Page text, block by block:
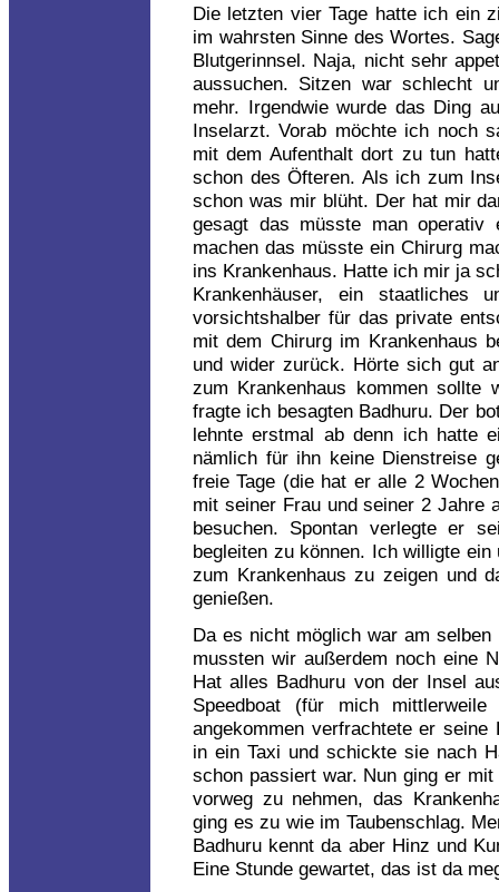
Die letzten vier Tage hatte ich ein
im wahrsten Sinne des Wortes.
Blutgerinnsel. Naja, nicht sehr
aussuchen. Sitzen war schlecht
mehr. Irgendwie wurde das Ding
Inselarzt. Vorab möchte ich noch
mit dem Aufenthalt dort zu tun
schon des Öfteren. Als ich zum
schon was mir blüht. Der hat mir
gesagt das müsste man operativ
machen das müsste ein Chirurg
ins Krankenhaus. Hatte ich mir ja
Krankenhäuser, ein staatliches
vorsichtshalber für das private
mit dem Chirurg im Krankenhaus
und wider zurück. Hörte sich gut
zum Krankenhaus kommen
fragte ich besagten Badhuru. Der
lehnte erstmal ab denn ich hatte
nämlich für ihn keine Dienstreise
freie Tage (die hat er alle 2
mit seiner Frau und seiner 2 Jahre
besuchen. Spontan verlegte er
begleiten zu können. Ich willigte
zum Krankenhaus zu zeigen und
genießen.
Da es nicht möglich war am
mussten wir außerdem noch eine
Hat alles Badhuru von der Insel
Speedboat (für mich
angekommen verfrachtete er
in ein Taxi und schickte sie nach
schon passiert war. Nun ging er
vorweg zu nehmen, das
ging es zu wie im Taubenschlag.
Badhuru kennt da aber Hinz und
Eine Stunde gewartet, das ist da